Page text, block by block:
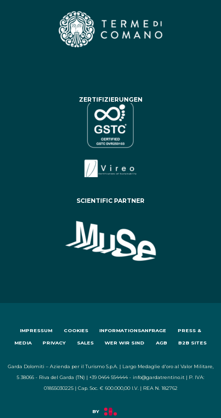
ZERTIFIZIERUNGEN
SCIENTIFIC PARTNER
IMPRESSUM COOKIES INFORMATIONSANFRAGE PRESS &
MEDIA PRIVACY SALES WER WIR SIND AGB B2B SITES
Garda Dolomiti – Azienda per il Turismo S.p.A. | Largo Medaglie d'oro al Valor Militare,
5 38066 - Riva del Garda (TN) | +39 0464 554444 - info@gardatrentino.it | P. IVA:
01855030225 | Cap. Soc. € 600.000,00 I.V. | REA N. 182762